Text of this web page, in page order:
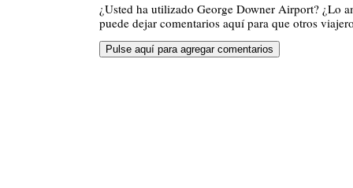
¿Usted ha utilizado George Downer Airport? ¿Lo
puede dejar comentarios aquí para que otros